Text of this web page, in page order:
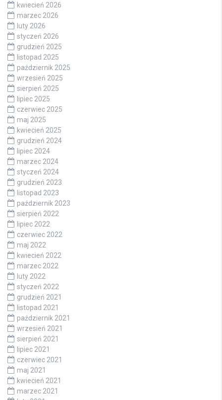
kwiecień 2026
marzec 2026
luty 2026
styczeń 2026
grudzień 2025
listopad 2025
październik 2025
wrzesień 2025
sierpień 2025
lipiec 2025
czerwiec 2025
maj 2025
kwiecień 2025
grudzień 2024
lipiec 2024
marzec 2024
styczeń 2024
grudzień 2023
listopad 2023
październik 2023
sierpień 2022
lipiec 2022
czerwiec 2022
maj 2022
kwiecień 2022
marzec 2022
luty 2022
styczeń 2022
grudzień 2021
listopad 2021
październik 2021
wrzesień 2021
sierpień 2021
lipiec 2021
czerwiec 2021
maj 2021
kwiecień 2021
marzec 2021